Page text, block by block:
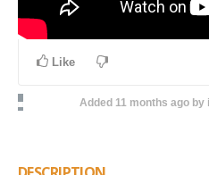
Like
Added 11 months agoby